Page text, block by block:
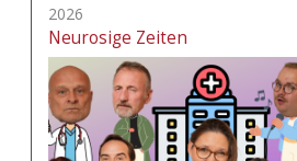
2026
Neurosige Zeiten